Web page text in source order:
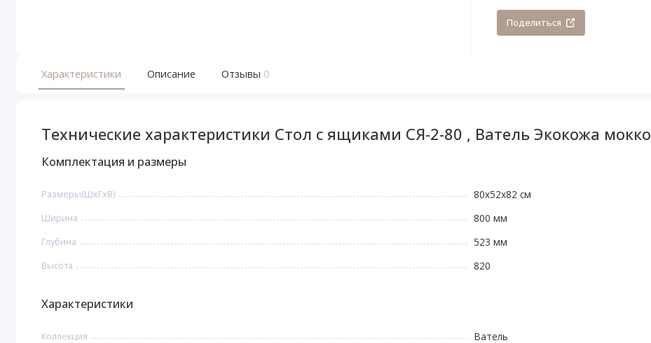
Поделиться
Характеристики Описание Отзывы 0
Технические характеристики Стол с ящиками СЯ-2-80 , Ватель Экокожа мокко
Комплектация и размеры
Размеры(ШxГxВ) 80х52х82 см
Ширина 800 мм
Глубина 523 мм
Высота 820
Характеристики
Коллекция Ватель